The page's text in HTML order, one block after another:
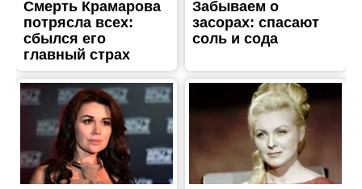
ЖИТТЯ
В Никополе и районе
отключили свет: узнай
причину